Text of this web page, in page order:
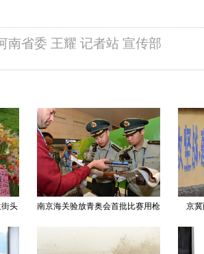
南省委 王耀 记者站 宣传部
床36天 有你，就有家